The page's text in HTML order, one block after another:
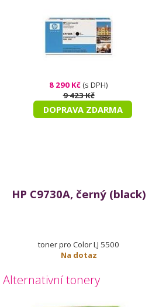
8 290 Kč(s DPH)
9 423 Kč
DOPRAVA ZDARMA
HP C9730A, černý (black)
toner pro Color LJ 5500
Na dotaz
Alternativní tonery